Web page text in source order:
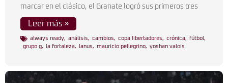
marcar en el clásico, el Granate logró sus primeros tres
Leer más »
always ready, análisis, cambios, copa libertadores, crónica, fútbol ,
grupo g, la fortaleza, lanus, mauricio pellegrino, yoshan valois